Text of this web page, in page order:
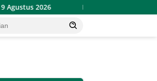
Promo Lotte Grosir Weekend Terbaru